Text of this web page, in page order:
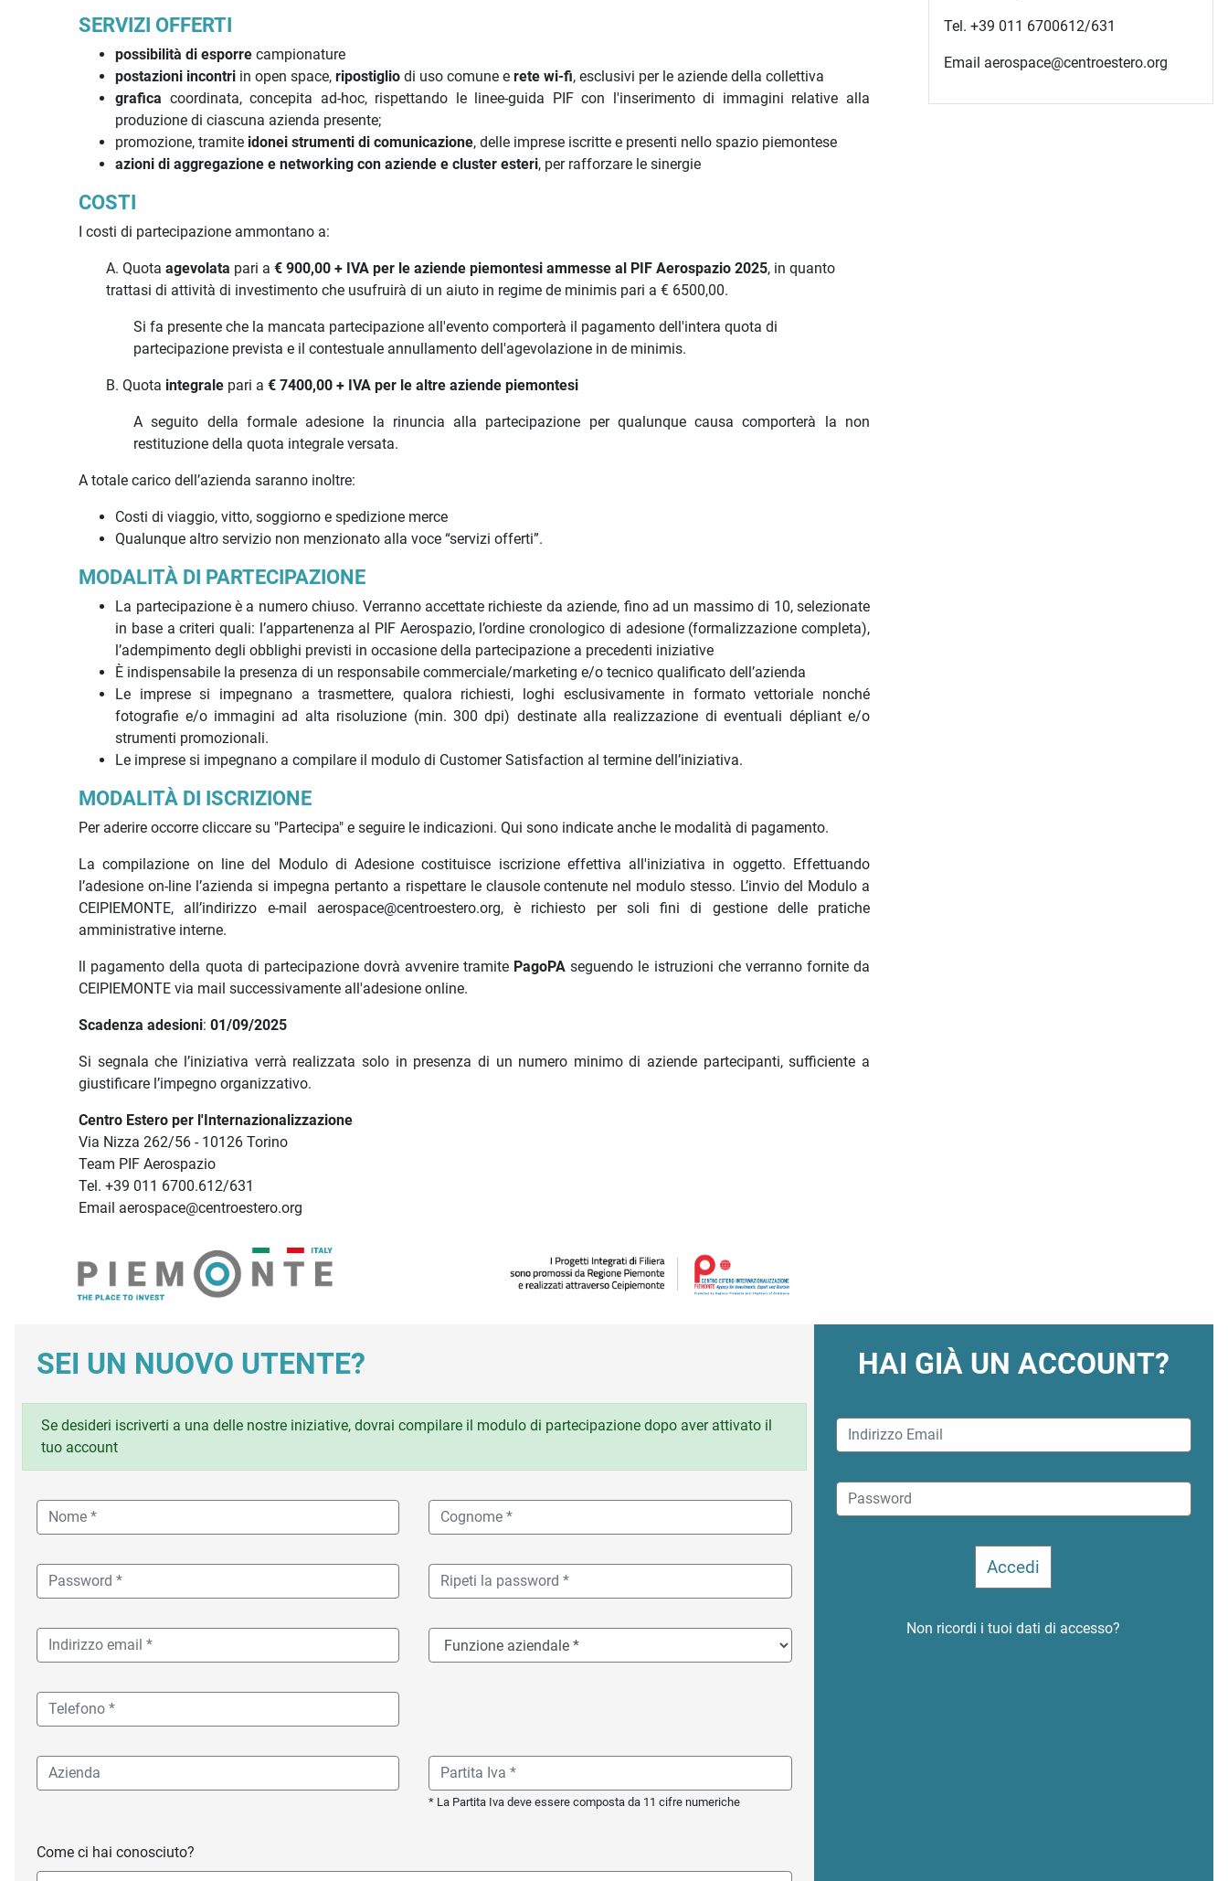
SERVIZI OFFERTI
possibilità di esporrecampionature
postazioni incontri in open space,ripostiglio di uso comune erete wi-fi, esclusivi per le aziende della collettiva
grafica coordinata, concepita ad-hoc, rispettando le linee-guida PIF con l'inserimento di immagini relative alla
produzione di ciascuna azienda presente;
promozione, tramite idonei strumenti di comunicazione, delle imprese iscritte e presenti nello spazio piemontese
azioni di aggregazione e networking con aziende e cluster esteri, per rafforzare le sinergie
COSTI
I costi di partecipazione ammontano a:
A. Quotaagevolata pari a€ 900,00 + IVA per le aziende piemontesi ammesse al PIF Aerospazio 2025, in quanto
trattasi di attività di investimento che usufruirà di un aiuto in regime de minimis pari a € 6500,00.
Si fa presente che la mancata partecipazione all'evento comporterà il pagamento dell'intera quota di
partecipazione prevista e il contestuale annullamento dell'agevolazione in de minimis.
B. Quota integrale pari a€ 7400,00 + IVA per le altre aziende piemontesi
A seguito della formale adesione la rinuncia alla partecipazione per qualunque causa comporterà la non
restituzione della quota integrale versata.
A totale carico dell’azienda saranno inoltre:
Costi di viaggio, vitto, soggiorno e spedizione merce
Qualunque altro servizio non menzionato alla voce “servizi offerti”.
MODALITÀ DI PARTECIPAZIONE
La partecipazione è a numero chiuso. Verranno accettate richieste da aziende, fino ad un massimo di 10, selezionate
in base a criteri quali: l’appartenenza al PIF Aerospazio, l’ordine cronologico di adesione (formalizzazione completa),
l’adempimento degli obblighi previsti in occasione della partecipazione a precedenti iniziative
È indispensabile la presenza di un responsabile commerciale/marketing e/o tecnico qualificato dell’azienda
Le imprese si impegnano a trasmettere, qualora richiesti, loghi esclusivamente in formato vettoriale nonché
fotografie e/o immagini ad alta risoluzione (min. 300 dpi) destinate alla realizzazione di eventuali dépliant e/o
strumenti promozionali.
Le imprese si impegnano a compilare il modulo di Customer Satisfaction al termine dell’iniziativa.
MODALITÀ DI ISCRIZIONE
Per aderire occorre cliccare su "Partecipa" e seguire le indicazioni. Qui sono indicate anche le modalità di pagamento.
La compilazione on line del Modulo di Adesione costituisce iscrizione effettiva all'iniziativa in oggetto. Effettuando
l’adesione on-line l’azienda si impegna pertanto a rispettare le clausole contenute nel modulo stesso. L’invio del Modulo a
CEIPIEMONTE, all’indirizzo e-mail aerospace@centroestero.org, è richiesto per soli fini di gestione delle pratiche
amministrative interne.
ll pagamento della quota di partecipazione dovrà avvenire tramite PagoPA seguendo le istruzioni che verranno fornite da
CEIPIEMONTE via mail successivamente all'adesione online.
Scadenza adesioni:01/09/2025
Si segnala che l’iniziativa verrà realizzata solo in presenza di un numero minimo di aziende partecipanti, sufficiente a
giustificare l’impegno organizzativo.
Centro Estero per l'Internazionalizzazione
Via Nizza 262/56 - 10126 Torino
Team PIF Aerospazio
Tel. +39 011 6700.612/631
Email aerospace@centroestero.org
Tel. +39 011 6700612/631
Email aerospace@centroestero.org
SEI UN NUOVO UTENTE?
Se desideri iscriverti a una delle nostre iniziative, dovrai compilare il modulo di partecipazione dopo aver attivato il
tuo account
* La Partita Iva deve essere composta da 11 cifre numeriche
Come ci hai conosciuto?
HAI GIÀ UN ACCOUNT?
Non ricordi i tuoi dati di accesso?